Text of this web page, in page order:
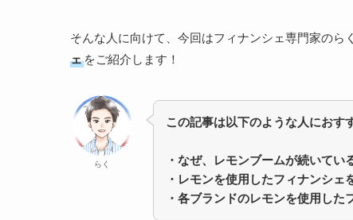
そんな人に向けて、今回はフィナンシェ専門家のら
ェ をご紹介します！
らく
この記事は以下のような人におす
・なぜ、レモンブームが続いてい
・レモンを使用したフィナンシェ
・各ブランドのレモンを使用した